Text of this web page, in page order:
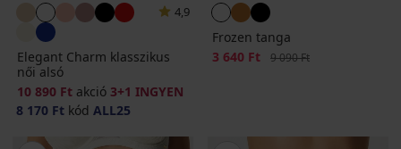
4,9
Elegant Charm klasszikus
női alsó
10 890 Ft akció 3+1 INGYEN
8 170 Ft kód ALL25
Frozen tanga
Kedvezmény
3 640 Ft Eredeti ár
9 090 Ft